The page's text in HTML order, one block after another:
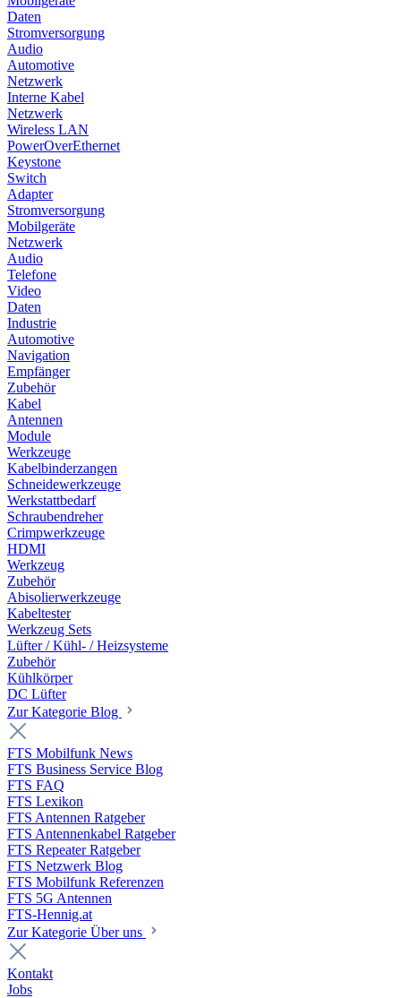
Daten
Stromversorgung
Audio
Automotive
Netzwerk
Interne Kabel
Netzwerk
Wireless LAN
PowerOverEthernet
Keystone
Switch
Adapter
Stromversorgung
Mobilgeräte
Netzwerk
Audio
Telefone
Video
Daten
Industrie
Automotive
Navigation
Empfänger
Zubehör
Kabel
Antennen
Module
Werkzeuge
Kabelbinderzangen
Schneidewerkzeuge
Werkstattbedarf
Schraubendreher
Crimpwerkzeuge
HDMI
Werkzeug
Zubehör
Abisolierwerkzeuge
Kabeltester
Werkzeug Sets
Lüfter / Kühl- / Heizsysteme
Zubehör
Kühlkörper
DC Lüfter
Zur Kategorie Blog
FTS Mobilfunk News
FTS Business Service Blog
FTS FAQ
FTS Lexikon
FTS Antennen Ratgeber
FTS Antennenkabel Ratgeber
FTS Repeater Ratgeber
FTS Netzwerk Blog
FTS Mobilfunk Referenzen
FTS 5G Antennen
FTS-Hennig.at
Zur Kategorie Über uns
Kontakt
Jobs